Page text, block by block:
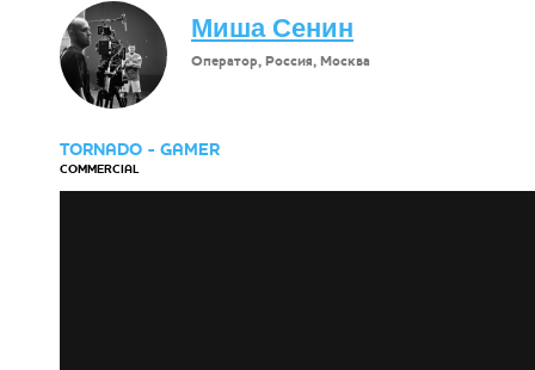
Миша Сенин
Оператор, Россия, Москва
TORNADO - GAMER
COMMERCIAL